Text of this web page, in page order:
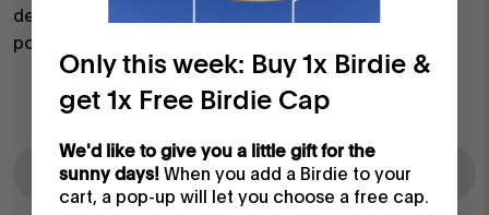
devriez freiner les bougies et les cheminées : vos
poumons vous remercieront.
Partager
Only this week: Buy 1x Birdie &
get 1x Free Birdie Cap
We'd like to give you a little gift for the
sunny days! When you add a Birdie to your
cart, a pop-up will let you choose a free cap.